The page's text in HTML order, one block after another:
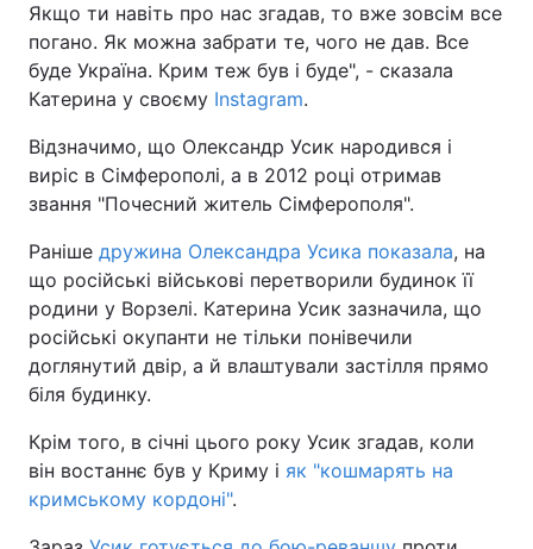
Якщо ти навіть про нас згадав, то вже зовсім все
погано. Як можна забрати те, чого не дав. Все
буде Україна. Крим теж був і буде", - сказала
Катерина у своєму Instagram.
Відзначимо, що Олександр Усик народився і
виріс в Сімферополі, а в 2012 році отримав
звання "Почесний житель Сімферополя".
Раніше дружина Олександра Усика показала, на
що російські військові перетворили будинок її
родини у Ворзелі. Катерина Усик зазначила, що
російські окупанти не тільки понівечили
доглянутий двір, а й влаштували застілля прямо
біля будинку.
Крім того, в січні цього року Усик згадав, коли
він востаннє був у Криму і як "кошмарять на
кримському кордоні".